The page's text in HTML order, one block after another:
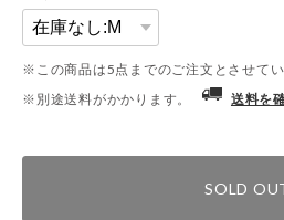
※この商品は5点までのご注文とさせてい
※別途送料がかかります。
送料を
SOLD